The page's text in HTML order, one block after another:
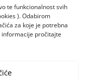
te funkcionalnost svih
). Odabirom
za koje je potrebna
informacije pročitajte